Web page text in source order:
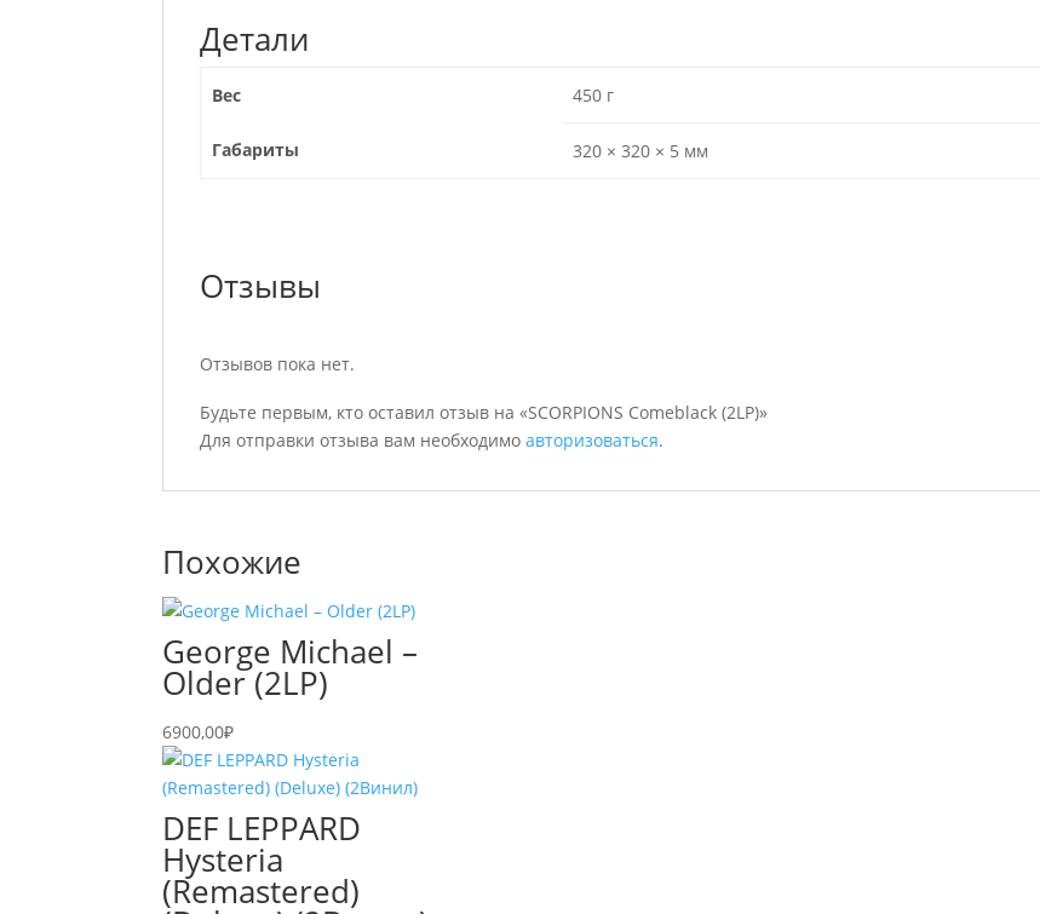
Детали
Вес 450 г
Габариты 320 × 320 × 5 мм
Отзывы
Отзывов пока нет.
Будьте первым, кто оставил отзыв на «SCORPIONS Comeblack (2LP)»
Для отправки отзыва вам необходимоавторизоваться.
Похожие
George Michael –
Older (2LP)
6900,00₽
DEF LEPPARD
Hysteria
(Remastered)